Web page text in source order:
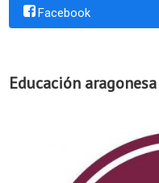
Facebook
Educación aragonesa